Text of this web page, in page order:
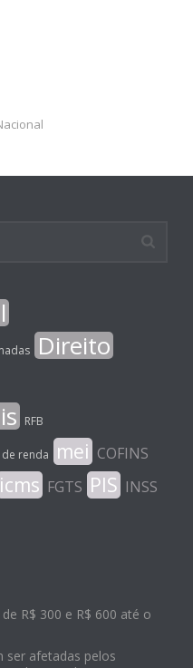
Direito
RFB
renda mei COFINS
icms FGTS PIS INSS
R$ 300 e R$ 600 até o
ser afetadas pelos